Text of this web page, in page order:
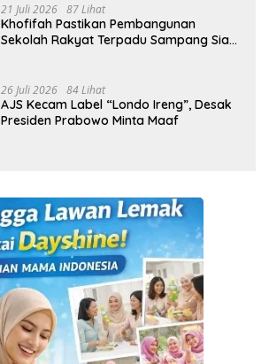
21 Juli 2026 87 Lihat
Khofifah Pastikan Pembangunan
Sekolah Rakyat Terpadu Sampang Siap
26 Juli 2026 84 Lihat
AJS Kecam Label “Londo Ireng”, Desak
Presiden Prabowo Minta Maaf